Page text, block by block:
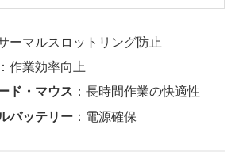
ーマルスロットリング防止
：作業効率向上
ド・マウス ：長時間作業の快適性
バッテリー ：電源確保